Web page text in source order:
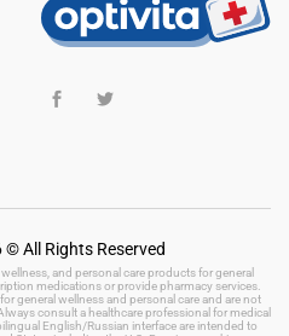
All Rights Reserved
and personal care products for general
medications or provide pharmacy services.
general wellness and personal care and are not
consult a healthcare professional for medical
English/Russian interface are intended to